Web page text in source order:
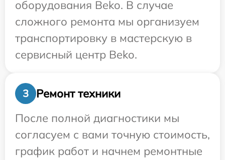
оборудования Beko. В случае
сложного ремонта мы организуем
транспортировку в мастерскую в
сервисный центр Beko.
3
Ремонт техники
После полной диагностики мы
согласуем с вами точную стоимость,
график работ и начнем ремонтные